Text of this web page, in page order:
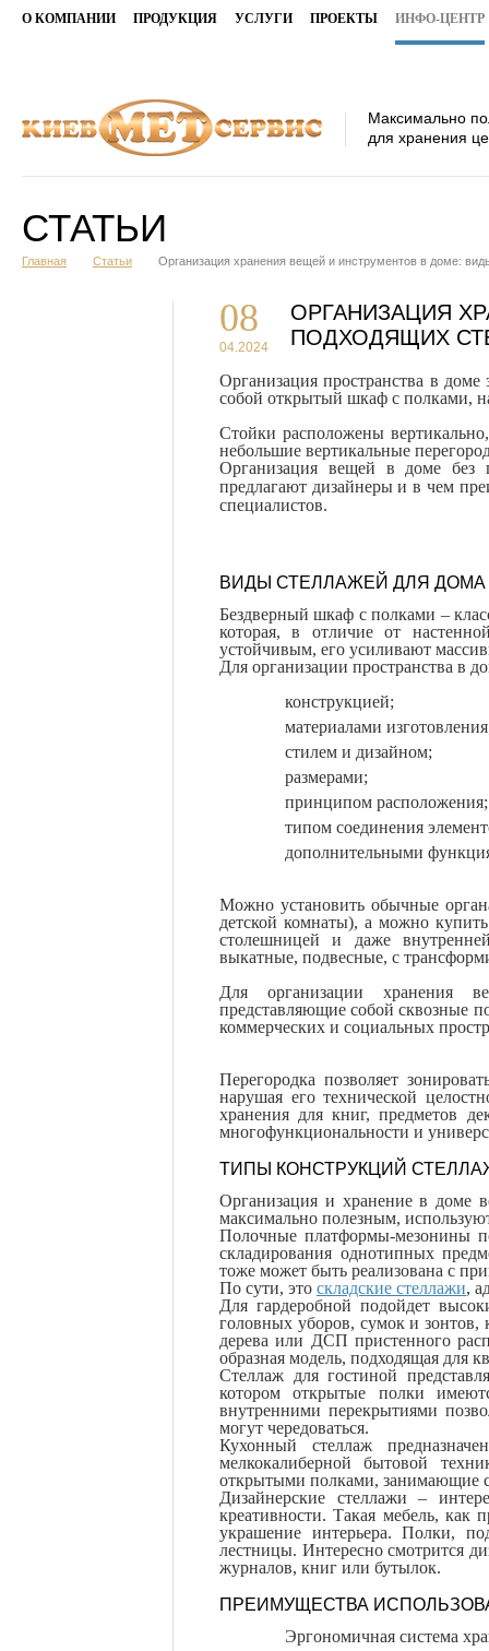
О КОМПАНИИ ПРОДУКЦИЯ УСЛУГИ ПРОЕКТЫ ИНФО-ЦЕНТР
Максимально
для хранения
СТАТЬИ
Главная Статьи Организация хранения вещей и инструментов в доме:
08
04.2024
ОРГАНИЗАЦИЯ
ПОДХОДЯЩИХ
Организация пространства в
собой открытый шкаф с полками,
Стойки расположены
небольшие вертикальные
Организация вещей в доме без
предлагают дизайнеры и в чем
специалистов.
ВИДЫ СТЕЛЛАЖЕЙ ДЛЯ ДОМА
Бездверный шкаф с полками –
которая, в отличие от
устойчивым, его усиливают
Для организации пространства в
конструкцией;
материалами
стилем и дизайном;
размерами;
принципом расположения;
типом соединения
дополнительными
Можно установить обычные
детской комнаты), а можно
столешницей и даже
выкатные, подвесные, с
Для организации хранения
представляющие собой сквозные
коммерческих и социальных
Перегородка позволяет
нарушая его технической
хранения для книг, предметов
многофункциональности и
ТИПЫ КОНСТРУКЦИЙ
Организация и хранение в доме
максимально полезным,
Полочные платформы-мезонины
складирования однотипных
тоже может быть реализована с
По сути, это складские стеллажи,
Для гардеробной подойдет
головных уборов, сумок и зонтов,
дерева или ДСП пристенного
образная модель, подходящая для
Стеллаж для гостиной
котором открытые полки
внутренними перекрытиями
могут чередоваться.
Кухонный стеллаж
мелкокалиберной бытовой
открытыми полками, занимающие
Дизайнерские стеллажи –
креативности. Такая мебель, как
украшение интерьера. Полки,
лестницы. Интересно смотрится
журналов, книг или бутылок.
ПРЕИМУЩЕСТВА
Эргономичная система